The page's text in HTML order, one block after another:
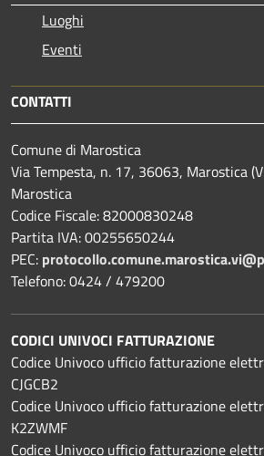
Luoghi
Eventi
CONTATTI
Comune di Marostica
Via Tempesta, n. 17, 36063, Marostica
Marostica
Codice Fiscale: 82000830248
Partita IVA: 00255650244
PEC: protocollo.comune.marostica.
Telefono: 0424 / 479200
CODICI UNIVOCI FATTURAZIONE
Codice Univoco ufficio fatturazione
CJGCB2
Codice Univoco ufficio fatturazione
K2ZWMF
Codice Univoco ufficio fatturazione